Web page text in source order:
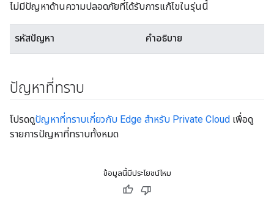
ไม่มีปัญหาด้านความปลอดภัยที่ได้รับการแก้ไขในรุ่นนี้
รหัสปัญหา คำอธิบาย
ปัญหาที่ทราบ
โปรดดูปัญหาที่ทราบเกี่ยวกับ Edge สำหรับ Private Cloud เพื่อดู
รายการปัญหาที่ทราบทั้งหมด
ข้อมูลนี้มีประโยชน์ไหม